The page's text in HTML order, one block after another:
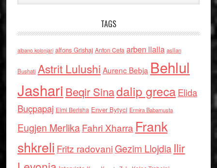
TAGS
albano kolonjari alfons Grishaj Anton Cefa arben llalla asllan
Bushati Astrit Lulushi Aurenc Bebja Behlul
Jashari Beqir Sinadalip grecaElida
Buçpapaj Elmi Berisha Enver Bytyci Ermira Babamusta
Eugjen MerlikaFahri Xharra Frank
shkreli Fritz radovaniGezim Llojdia Ilir